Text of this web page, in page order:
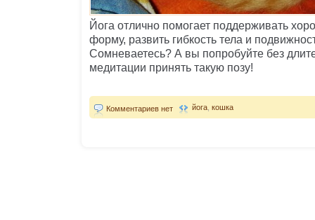
Йога отлично помогает поддерживать
форму, развить гибкость тела и
Сомневаетесь? А вы попробуйте без
медитации принять такую позу!
Комментариев нет йога кошка